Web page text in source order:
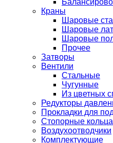
Краны
Шаровые
Шаровые
Шаровые
Прочее
Затворы
Вентили
Стальные
Чугунные
Из цветных
Редукторы
Прокладки для
Стопорные кольца
Воздухоотводчики
Комплектующие